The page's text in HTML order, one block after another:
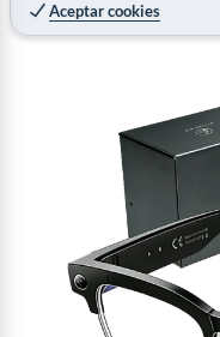
Aceptar cookies